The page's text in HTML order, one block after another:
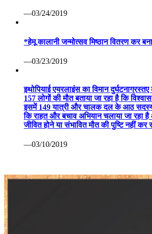
—03/24/2019
*हेमू कालानी जन्मोत्सव मिष्ठान वितरण कर
—03/23/2019
इथोपियाई एयरलाइंस का विमान
157 लोगों की मौत बताया जा रहा है कि
इसमें 149 यात्री और चालक दल के आठ
कि राहत और बचाव अभियान चलाया जा रहा
जीवित होने या संभावित मौत की पुष्टि नहीं कर
—03/10/2019